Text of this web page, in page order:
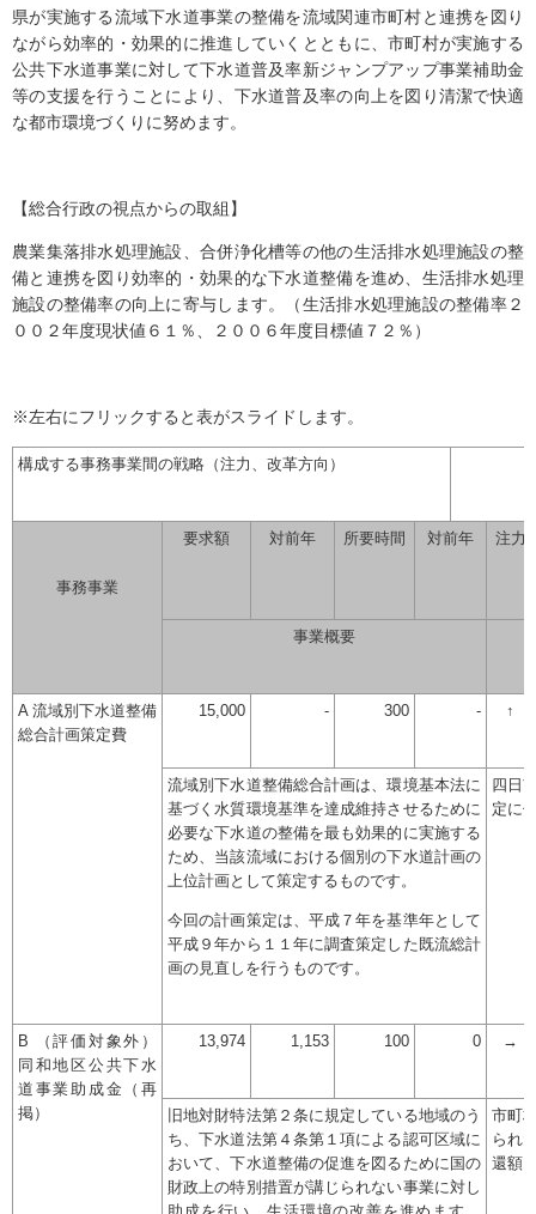
県が実施する流域下水道事業の整備を流域関連市町村と連携を図り
ながら効率的・効果的に推進していくとともに、市町村が実施する
公共下水道事業に対して下水道普及率新ジャンプアップ事業補助金
等の支援を行うことにより、下水道普及率の向上を図り清潔で快適
な都市環境づくりに努めます。
【総合行政の視点からの取組】
農業集落排水処理施設、合併浄化槽等の他の生活排水処理施設の整
備と連携を図り効率的・効果的な下水道整備を進め、生活排水処理
施設の整備率の向上に寄与します。（生活排水処理施設の整備率２
００２年度現状値６１％、２００６年度目標値７２％）
※左右にフリックすると表がスライドします。
構成する事務事業間の戦略（注力、改革方向）
事務事業
要求額 対前年 所要時間 対前年 注力
事業概要
A 流域別下水道整備
総合計画策定費
15,000 - 300 - ↑
流域別下水道整備総合計画は、環境基本法に
基づく水質環境基準を達成維持させるために
必要な下水道の整備を最も効果的に実施する
ため、当該流域における個別の下水道計画の
上位計画として策定するものです。
今回の計画策定は、平成７年を基準年として
平成９年から１１年に調査策定した既流総計
画の見直しを行うものです。
四日
定に
B （評価対象外）
同和地区公共下水
道事業助成金（再
掲）
13,974 1,153 100 0 →
旧地対財特法第２条に規定している地域のう
ち、下水道法第４条第１項による認可区域に
おいて、下水道整備の促進を図るために国の
財政上の特別措置が講じられない事業に対し
市町
られ
還額